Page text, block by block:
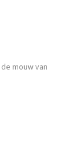
mouw van